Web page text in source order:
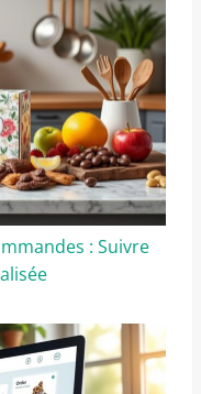
: Suivre